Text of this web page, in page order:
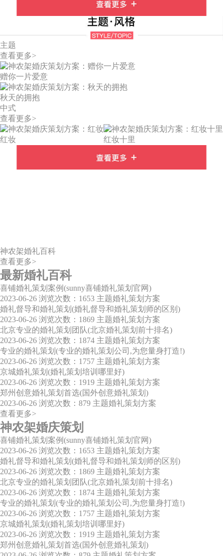
主题
查看更多>
赠你一片爱意
秋天的拥抱
中式
查看更多>
红妆 红妆十里
神农架婚礼百科
查看更多>
最新婚礼百科
喜铺婚礼策划案例(sunny喜铺婚礼策划官网)
2023-06-26 浏览次数：1653 主题婚礼策划方案
婚礼督导和婚礼策划(婚礼督导和婚礼策划师的区别)
2023-06-26 浏览次数：1869 主题婚礼策划方案
北京专业的婚礼策划团队(北京婚礼策划前十排名)
2023-06-26 浏览次数：1874 主题婚礼策划方案
专业的婚礼策划(专业的婚礼策划公司,为您量身打造!)
2023-06-26 浏览次数：1757 主题婚礼策划方案
京城婚礼策划(婚礼策划培训哪里好)
2023-06-26 浏览次数：1919 主题婚礼策划方案
郑州创意婚礼策划首选(国外创意婚礼策划)
2023-06-26 浏览次数：879 主题婚礼策划方案
查看更多>
神农架婚庆策划
喜铺婚礼策划案例(sunny喜铺婚礼策划官网)
2023-06-26 浏览次数：1653 主题婚礼策划方案
婚礼督导和婚礼策划(婚礼督导和婚礼策划师的区别)
2023-06-26 浏览次数：1869 主题婚礼策划方案
北京专业的婚礼策划团队(北京婚礼策划前十排名)
2023-06-26 浏览次数：1874 主题婚礼策划方案
专业的婚礼策划(专业的婚礼策划公司,为您量身打造!)
2023-06-26 浏览次数：1757 主题婚礼策划方案
京城婚礼策划(婚礼策划培训哪里好)
2023-06-26 浏览次数：1919 主题婚礼策划方案
郑州创意婚礼策划首选(国外创意婚礼策划)